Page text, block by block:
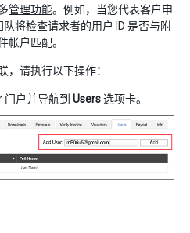
管理功能。例如，当您代表客户申
将检查请求者的用户 ID 是否与附
帐户匹配。
，请执行以下操作：
门户并导航到 Users选项卡。